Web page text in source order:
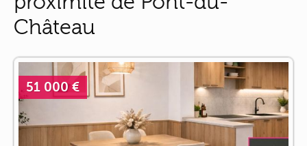
Château
51 000 €